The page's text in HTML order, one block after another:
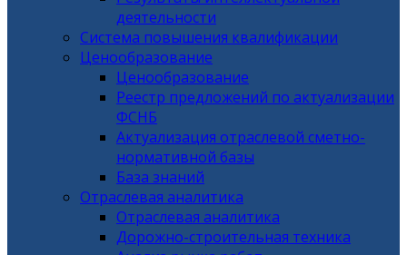
деятельности
Система повышения квалификации
Ценообразование
Ценообразование
Реестр предложений по актуализации
ФСНБ
Актуализация отраслевой сметно-
нормативной базы
База знаний
Отраслевая аналитика
Отраслевая аналитика
Дорожно-строительная техника